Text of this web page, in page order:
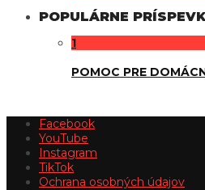
POPULÁRNE
1
POMOC PRE
Facebook
YouTube
Instagram
TikTok
Ochrana osobných údajov